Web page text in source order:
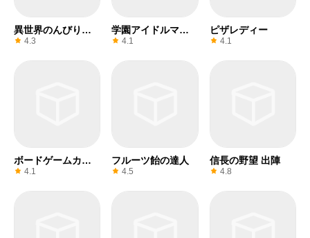
異世界のんびりラ
イフ
4.3
学園アイドルマス
ター
4.1
ピザレディー
4.1
ボードゲームカフ
ェ 4.1
フルーツ飴の達人
4.5
信長の野望 出陣
4.8